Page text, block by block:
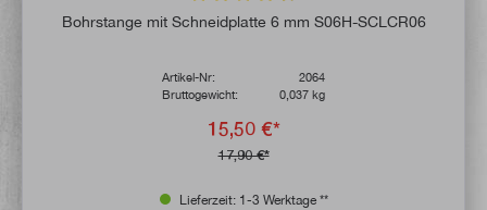
Durchschnittliche Bewertung von 4.8 von
Bohrstange mit Schneidplatte 6 mm S06H-SCLCR06
Artikel-Nr:
2064
Bruttogewicht:
0,037 kg
15,50 €*
17,90 €*
Lieferzeit: 1-3 Werktage **